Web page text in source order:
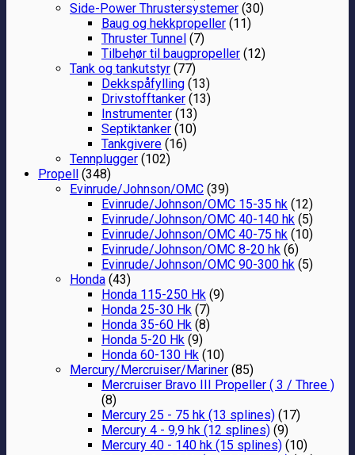
Side-Power Thrustersystemer (30)
Baug og hekkpropeller (11)
Thruster Tunnel (7)
Tilbehør til baugpropeller (12)
Tank og tankutstyr (77)
Dekkspåfylling (13)
Drivstofftanker (13)
Instrumenter (13)
Septiktanker (10)
Tankgivere (16)
Tennplugger (102)
Propell (348)
Evinrude/Johnson/OMC (39)
Evinrude/Johnson/OMC 15-35 hk (12)
Evinrude/Johnson/OMC 40-140 hk (5)
Evinrude/Johnson/OMC 40-75 hk (10)
Evinrude/Johnson/OMC 8-20 hk (6)
Evinrude/Johnson/OMC 90-300 hk (5)
Honda (43)
Honda 115-250 Hk (9)
Honda 25-30 Hk (7)
Honda 35-60 Hk (8)
Honda 5-20 Hk (9)
Honda 60-130 Hk (10)
Mercury/Mercruiser/Mariner (85)
Mercruiser Bravo III Propeller ( 3 / Three )
(8)
Mercury 25 - 75 hk (13 splines) (17)
Mercury 4 - 9,9 hk (12 splines) (9)
Mercury 40 - 140 hk (15 splines) (10)